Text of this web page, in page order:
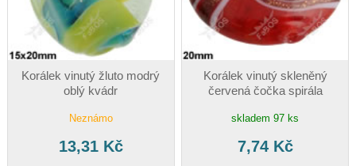
Korálek vinutý žluto modrý
oblý kvádr
Neznámo
13,31 Kč
Korálek vinutý skleněný
červená čočka spirála
skladem 97 ks
7,74 Kč